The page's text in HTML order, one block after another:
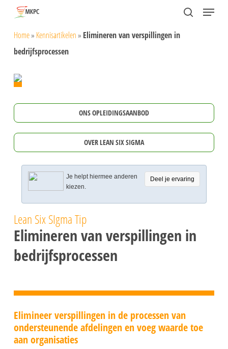
main
content
search
Menu
Home» Kennisartikelen» Elimineren van verspillingen in
bedrijfsprocessen
ONS OPLEIDINGSAANBOD
OVER LEAN SIX SIGMA
Deel je ervaring
Je helpt hiermee anderen
kiezen.
Lean Six SIgma Tip
Elimineren van verspillingen in
bedrijfsprocessen
Elimineer verspillingen in de processen van
ondersteunende afdelingen en voeg waarde toe
aan organisaties